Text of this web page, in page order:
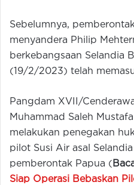
Sebelumnya,
menyandera Philip
berkebangsaan Selandia
(19/2/2023) telah
Pangdam XVII/
Muhammad Saleh
melakukan penegakan
pilot Susi Air asal
pemberontak Papua (
Siap Operasi Bebaskan